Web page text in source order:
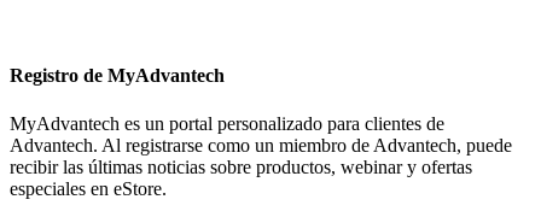
Registro de MyAdvantech
MyAdvantech es un portal personalizado para clientes de
Advantech. Al registrarse como un miembro de Advantech, puede
recibir las últimas noticias sobre productos, webinar y ofertas
especiales en eStore.